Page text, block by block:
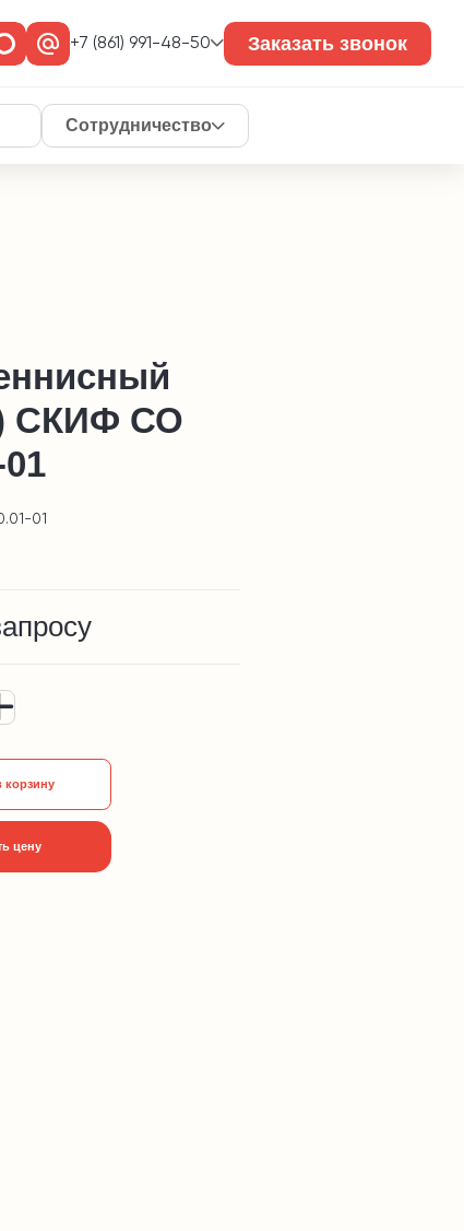
+7 (861) 991-48-50 Заказать звонок
Сотрудничество
СКИФ СО
01
корзину
цену